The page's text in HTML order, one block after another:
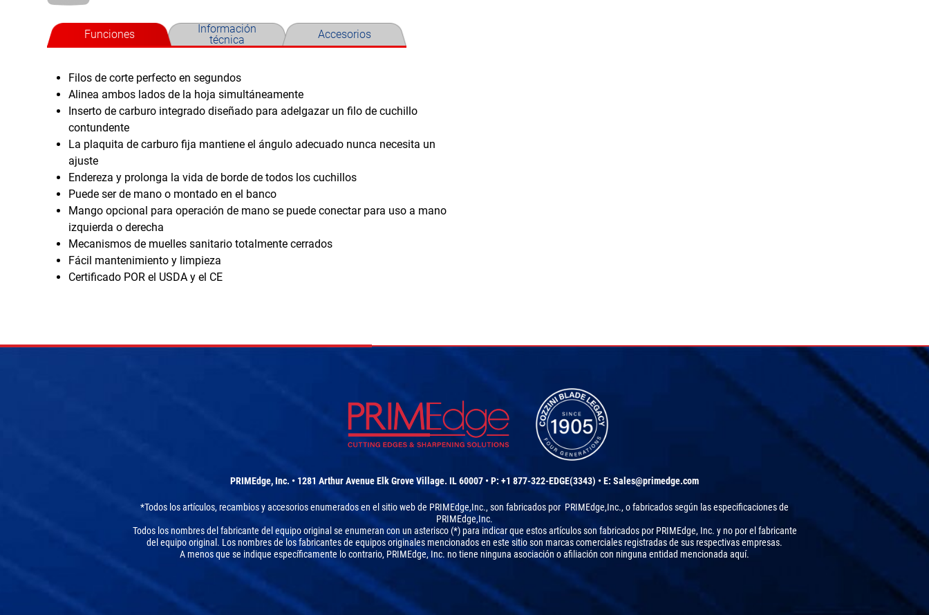
Funciones
Filos de corte perfecto en segundos
Alinea ambos lados de la hoja simultáneamente
Inserto de carburo integrado diseñado para adelgazar un filo de cuchillo
contundente
La plaquita de carburo fija mantiene el ángulo adecuado nunca necesita un
ajuste
Endereza y prolonga la vida de borde de todos los cuchillos
Puede ser de mano o montado en el banco
Mango opcional para operación de mano se puede conectar para uso a mano
izquierda o derecha
Mecanismos de muelles sanitario totalmente cerrados
Fácil mantenimiento y limpieza
Certificado POR el USDA y el CE
Información
técnica
Accesorios
PRIMEdge, Inc. • 1281 Arthur Avenue Elk Grove Village. IL 60007 • P: +1 877-322-EDGE(3343) • E: Sales@primedge.com
*Todos los artículos, recambios y accesorios enumerados en el sitio web de PRIMEdge,Inc., son fabricados por PRIMEdge,Inc., o fabricados según las especificaciones de
PRIMEdge,Inc.
Todos los nombres del fabricante del equipo original se enumeran con un asterisco (*) para indicar que estos artículos son fabricados por PRIMEdge, Inc. y no por el fabricante
del equipo original. Los nombres de los fabricantes de equipos originales mencionados en este sitio son marcas comerciales registradas de sus respectivas empresas.
A menos que se indique específicamente lo contrario, PRIMEdge, Inc. no tiene ninguna asociación o afiliación con ninguna entidad mencionada aquí.